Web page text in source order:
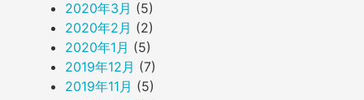
2020年3月 (5)
2020年2月 (2)
2020年1月 (5)
2019年12月 (7)
2019年11月 (5)